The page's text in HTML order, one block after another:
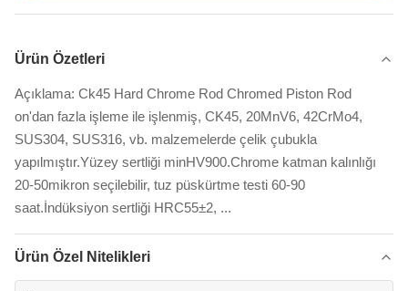
Ürün Özetleri
Açıklama: Ck45 Hard Chrome Rod Chromed Piston Rod
on'dan fazla işleme ile işlenmiş, CK45, 20MnV6, 42CrMo4,
SUS304, SUS316, vb. malzemelerde çelik çubukla
yapılmıştır.Yüzey sertliği minHV900.Chrome katman kalınlığı
20-50mikron seçilebilir, tuz püskürtme testi 60-90
saat.İndüksiyon sertliği HRC55±2, ...
Ürün Özel Nitelikleri